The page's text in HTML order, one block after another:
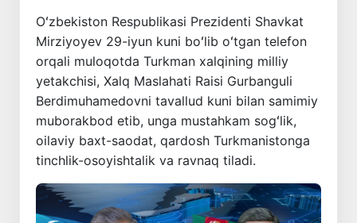
Oʻzbekiston Respublikasi Prezidenti Shavkat
Mirziyoyev 29-iyun kuni boʻlib oʻtgan telefon
orqali muloqotda Turkman xalqining milliy
yetakchisi, Xalq Maslahati Raisi Gurbanguli
Berdimuhamedovni tavallud kuni bilan samimiy
muborakbod etib, unga mustahkam sogʻlik,
oilaviy baxt-saodat, qardosh Turkmanistonga
tinchlik-osoyishtalik va ravnaq tiladi.